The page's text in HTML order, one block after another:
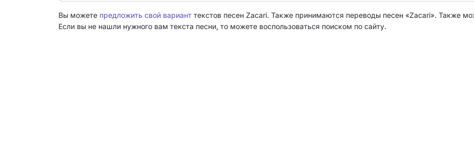
Вы можете предложить свой вариант текстов песен Zacari. Также принимаются переводы песен «Zacari». Также
Если вы не нашли нужного вам текста песни, то можете воспользоваться поиском по сайту.